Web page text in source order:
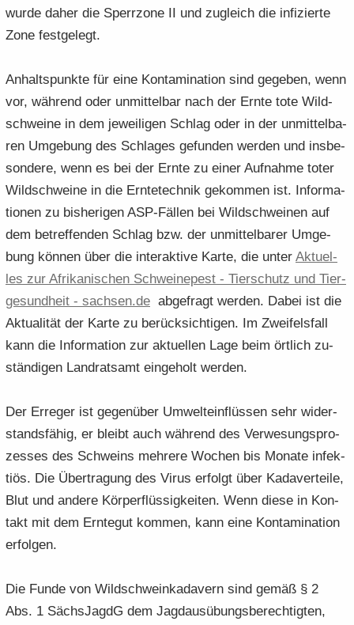
wurde daher die Sperr­zo­ne II und zu­gleich die in­fi­zier­te
Zone fest­ge­legt.
An­halts­punk­te für eine Kon­ta­mi­na­ti­on sind ge­ge­ben, wenn
vor, wäh­rend oder un­mit­tel­bar nach der Ernte tote Wild­
schwei­ne in dem je­wei­li­gen Schlag oder in der un­mit­tel­ba­
ren Um­ge­bung des Schla­ges ge­fun­den wer­den und ins­be­
son­de­re, wenn es bei der Ernte zu einer Auf­nah­me toter
Wild­schwei­ne in die Ern­te­tech­nik ge­kom­men ist. In­for­ma­
tio­nen zu bis­he­ri­gen ASP-​Fällen bei Wild­schwei­nen auf
dem be­tref­fen­den Schlag bzw. der un­mit­tel­ba­rer Um­ge­
bung kön­nen über die in­ter­ak­ti­ve Karte, die unter Ak­tu­el­
les zur Afri­ka­ni­schen Schwei­ne­pest -​ Tier­schutz und Tier­
ge­sund­heit -​ sach­sen.​de ab­ge­fragt wer­den. Dabei ist die
Ak­tua­li­tät der Karte zu be­rück­sich­ti­gen. Im Zwei­fels­fall
kann die In­for­ma­ti­on zur ak­tu­el­len Lage beim ört­lich zu­
stän­di­gen Land­rats­amt ein­ge­holt wer­den.
Der Er­re­ger ist ge­gen­über Um­welt­ein­flüs­sen sehr wi­der­
stands­fä­hig, er bleibt auch wäh­rend des Ver­we­sungs­pro­
zes­ses des Schweins meh­re­re Wo­chen bis Mo­na­te in­fek­
ti­ös. Die Über­tra­gung des Virus er­folgt über Ka­da­ver­tei­le,
Blut und an­de­re Kör­per­flüs­sig­kei­ten. Wenn diese in Kon­
takt mit dem Ern­te­gut kom­men, kann eine Kon­ta­mi­na­ti­on
er­fol­gen.
Die Funde von Wild­schwein­ka­da­vern sind gemäß § 2
Abs. 1 Sächs­JagdG dem Jagd­aus­übungs­be­rech­tig­ten,